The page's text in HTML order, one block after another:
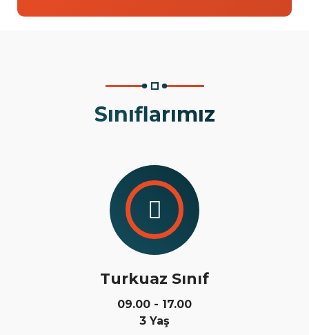
Sınıflarımız
Turkuaz Sınıf
09.00 - 17.00
3 Yaş